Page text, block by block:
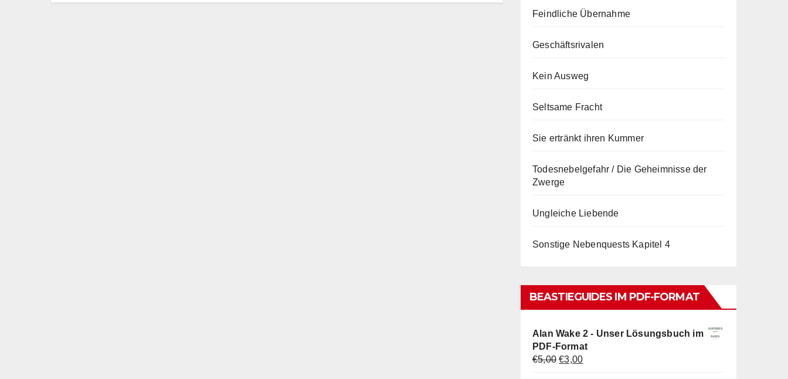
Feindliche Übernahme
Geschäftsrivalen
Kein Ausweg
Seltsame Fracht
Sie ertränkt ihren Kummer
Todesnebelgefahr / Die Geheimnisse der
Zwerge
Ungleiche Liebende
Sonstige Nebenquests Kapitel 4
BEASTIEGUIDES IM PDF-FORMAT
Alan Wake 2 - Unser Lösungsbuch im
PDF-Format
€5,00 Ursprünglicher
€3,00Aktueller